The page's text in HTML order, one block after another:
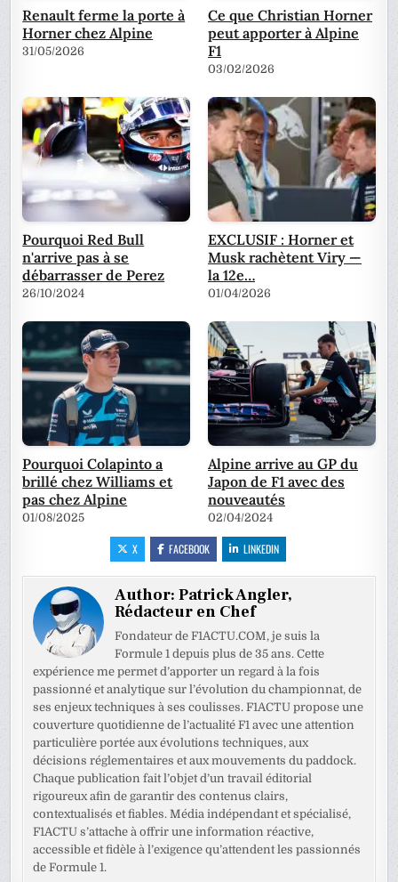
Renault ferme la porte à
Horner chez Alpine
31/05/2026
Ce que Christian Horner
peut apporter à Alpine
F1
03/02/2026
Pourquoi Red Bull
n'arrive pas à se
débarrasser de Perez
26/10/2024
EXCLUSIF : Horner et
Musk rachètent Viry —
la 12e…
01/04/2026
Pourquoi Colapinto a
brillé chez Williams et
pas chez Alpine
01/08/2025
Alpine arrive au GP du
Japon de F1 avec des
nouveautés
02/04/2024
X FACEBOOK LINKEDIN
Author:Patrick Angler,
Rédacteur en Chef
Fondateur de F1ACTU.COM, je suis la
Formule 1 depuis plus de 35 ans. Cette
expérience me permet d’apporter un regard à la fois
passionné et analytique sur l’évolution du championnat, de
ses enjeux techniques à ses coulisses. F1ACTU propose une
couverture quotidienne de l’actualité F1 avec une attention
particulière portée aux évolutions techniques, aux
décisions réglementaires et aux mouvements du paddock.
Chaque publication fait l’objet d’un travail éditorial
rigoureux afin de garantir des contenus clairs,
contextualisés et fiables. Média indépendant et spécialisé,
F1ACTU s’attache à offrir une information réactive,
accessible et fidèle à l’exigence qu’attendent les passionnés
de Formule 1.